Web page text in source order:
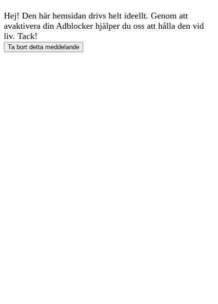
Hej! Den här hemsidan drivs helt ideellt. Genom att
avaktivera din Adblocker hjälper du oss att hålla den vid
liv. Tack!
Ta bort detta meddelande